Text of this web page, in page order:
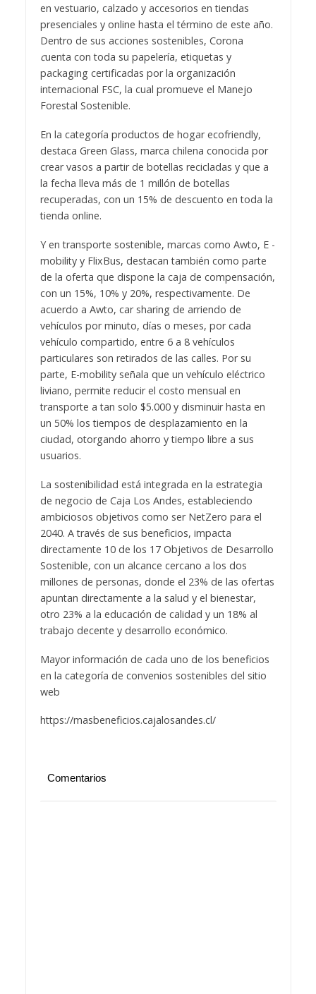
en vestuario, calzado y accesorios en tiendas
presenciales y online hasta el término de este año.
Dentro de sus acciones sostenibles, Corona
cuenta con toda su papelería, etiquetas y
packaging certificadas por la organización
internacional FSC, la cual promueve el Manejo
Forestal Sostenible.
En la categoría productos de hogar ecofriendly,
destaca Green Glass, marca chilena conocida por
crear vasos a partir de botellas recicladas y que a
la fecha lleva más de 1 millón de botellas
recuperadas, con un 15% de descuento en toda la
tienda online.
Y en transporte sostenible, marcas como Awto, E -
mobility y FlixBus, destacan también como parte
de la oferta que dispone la caja de compensación,
con un 15%, 10% y 20%, respectivamente. De
acuerdo a Awto, car sharing de arriendo de
vehículos por minuto, días o meses, por cada
vehículo compartido, entre 6 a 8 vehículos
particulares son retirados de las calles. Por su
parte, E-mobility señala que un vehículo eléctrico
liviano, permite reducir el costo mensual en
transporte a tan solo $5.000 y disminuir hasta en
un 50% los tiempos de desplazamiento en la
ciudad, otorgando ahorro y tiempo libre a sus
usuarios.
La sostenibilidad está integrada en la estrategia
de negocio de Caja Los Andes, estableciendo
ambiciosos objetivos como ser NetZero para el
2040. A través de sus beneficios, impacta
directamente 10 de los 17 Objetivos de Desarrollo
Sostenible, con un alcance cercano a los dos
millones de personas, donde el 23% de las ofertas
apuntan directamente a la salud y el bienestar,
otro 23% a la educación de calidad y un 18% al
trabajo decente y desarrollo económico.
Mayor información de cada uno de los beneficios
en la categoría de convenios sostenibles del sitio
web
https://masbeneficios.cajalosandes.cl/
Comentarios